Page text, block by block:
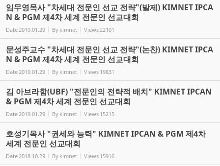
임무영목사 "차세대 전문인 선교 전략"(발제) KIMNET IPCA
N & PGM 제4차 세계 전문인 선교대회
Date 2019.01.29 By kimnet Views 22101
문성주교수 "차세대 전문인 선교 전략"(논찬) KIMNET IPCA
N & PGM 제4차 세계 전문인 선교대회
Date 2019.01.29 By kimnet Views 19831
김 아브라함(UBF) "전문인의 전략적 배치" KIMNET IPCAN
& PGM 제4차 세계 전문인 선교대회
Date 2019.01.29 By kimnet Views 15215
호성기목사 "권세와 능력" KIMNET IPCAN & PGM 제4차
세계 전문인 선교대회
Date 2018.10.29 By kimnet Views 15916